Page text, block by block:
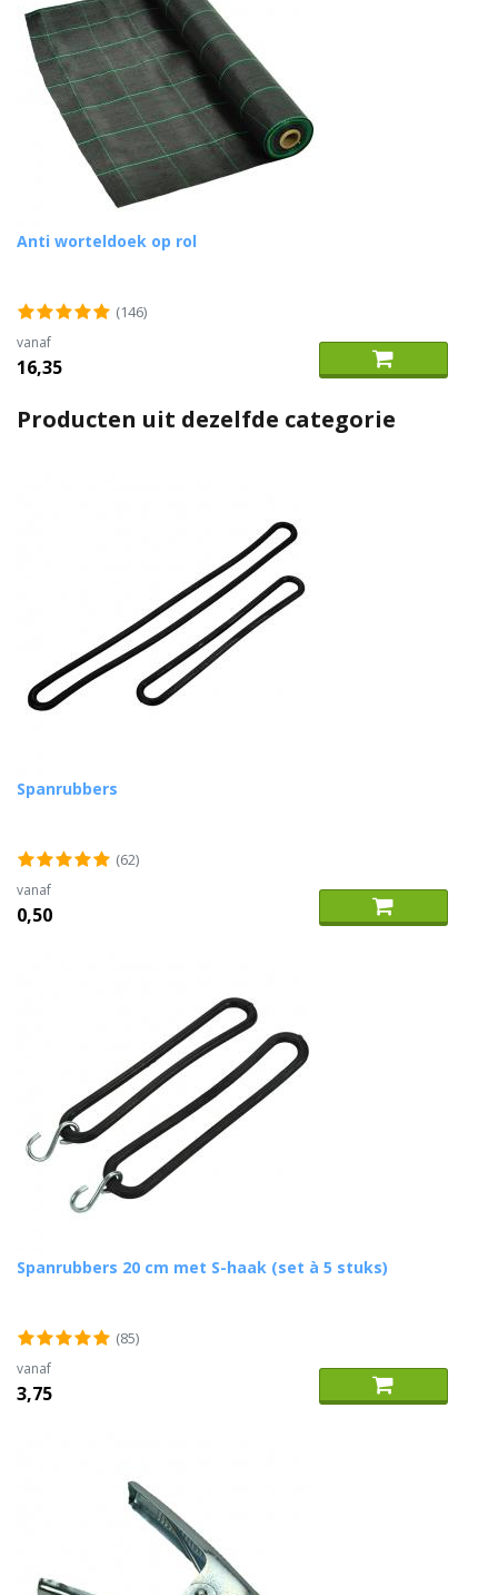
Anti worteldoek op rol
(146)
vanaf
16,35
Producten uit dezelfde categorie
Spanrubbers
(62)
vanaf
0,50
Spanrubbers 20 cm met S-haak (set à 5 stuks)
(85)
vanaf
3,75